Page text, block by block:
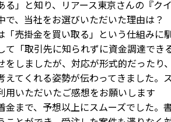
」と知り、リアース東京さんの『ク
で、当社をお選びいただいた理由は？
「売掛金を買い取る」という仕組み
て「取引先に知られずに資金調達で
をしましたが、対応が形式的だった
えてくれる姿勢が伝わってきました。
用いただいたご感想をお願いします
金まで、予想以上にスムーズでした